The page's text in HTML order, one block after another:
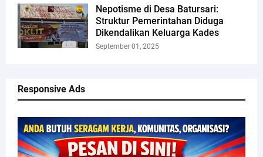
Nepotisme di Desa Batursari:
Struktur Pemerintahan Diduga
Dikendalikan Keluarga Kades
September 01, 2025
Responsive Ads